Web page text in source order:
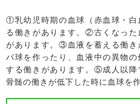
①乳幼児時期の血球（赤血球・白
る働きがあります。②古くなった
があります。③血液を蓄える働
パ球を作ったり、血液中の異物
する働きがあります。⑤成人以降
骨髄の働きが低下した時に血球を